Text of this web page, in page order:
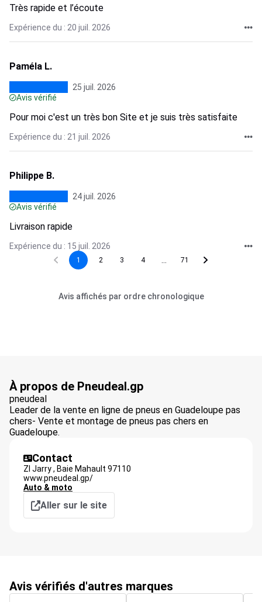
Très rapide et l’écoute
Expérience du : 20 juil. 2026
Paméla L.
25 juil. 2026
Avis vérifié
Pour moi c'est un très bon Site et je suis très satisfaite
Expérience du : 21 juil. 2026
Philippe B.
24 juil. 2026
Avis vérifié
Livraison rapide
Expérience du : 15 juil. 2026
1 2 3 4 71
Avis affichés par ordre chronologique
À propos de Pneudeal.gp
pneudeal
Leader de la vente en ligne de pneus en Guadeloupe pas
chers- Vente et montage de pneus pas chers en
Guadeloupe.
Contact
ZI Jarry , Baie Mahault 97110
www.pneudeal.gp/
Auto & moto
Aller sur le site
Avis vérifiés d'autres marques